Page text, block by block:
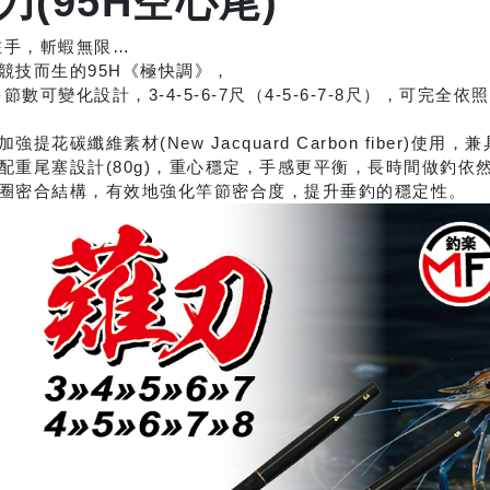
手，斬蝦無限…
技而生的95H《極快調》，
節數可變化設計，3-4-5-6-7尺（4-5-6-7-8尺），可完全依
強提花碳纖維素材(New Jacquard Carbon fiber)使用，兼
重尾塞設計(80g)，重心穩定，手感更平衡，長時間做釣依
密合結構，有效地強化竿節密合度，提升垂釣的穩定性。